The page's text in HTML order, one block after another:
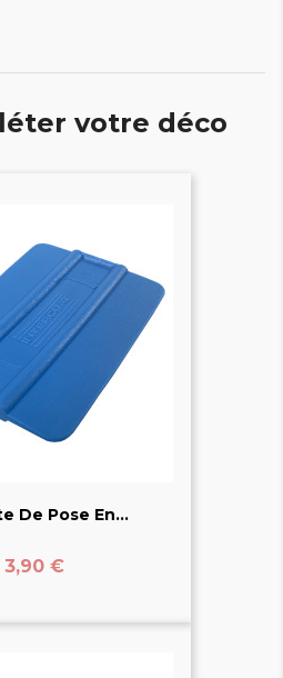
votre déco
De Pose En...
Prix
3,90 €